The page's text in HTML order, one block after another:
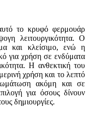
το κρυφό φερμουάρ
λειτουργικότητα. Ο
και κλείσιμο, ενώ η
για χρήση σε ενδύματα
Η ανθεκτική του
χρήση και το λεπτό
ακόμη και σε
για όσους δίνουν
δημιουργίες.